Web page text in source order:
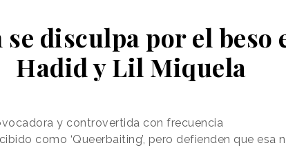
disculpa por el beso
Hadid y Lil Miquela
y controvertida con frecuencia
como ‘Queerbaiting’, pero defienden que esa